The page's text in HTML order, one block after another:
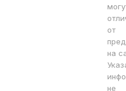
от
на
не